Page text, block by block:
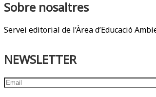
Sobre nosaltres
Servei editorial de l’Àrea d’Educació
NEWSLETTER